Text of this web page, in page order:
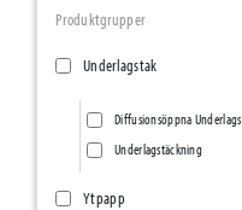
Produktgrupper
Underlagstak
Diffusionsöppna
Underlagstäckning
Ytpapp